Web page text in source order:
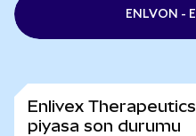
ENLVON -
Enlivex
piyasa son durumu